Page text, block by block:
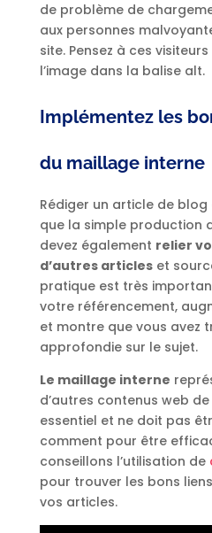
de problème de
aux personnes
site. Pensez à ces
l’image dans la balise alt.
Implémentez les
du maillage interne
Rédiger un article de
que la simple production
devez également relier
d’autres articleset
pratique est très
votre référencement,
et montre que vous avez
approfondie sur le sujet.
Le maillage interne
d’autres contenus web
essentiel et ne doit pas
comment pour être
conseillons l’utilisation de
pour trouver les bons
vos articles.